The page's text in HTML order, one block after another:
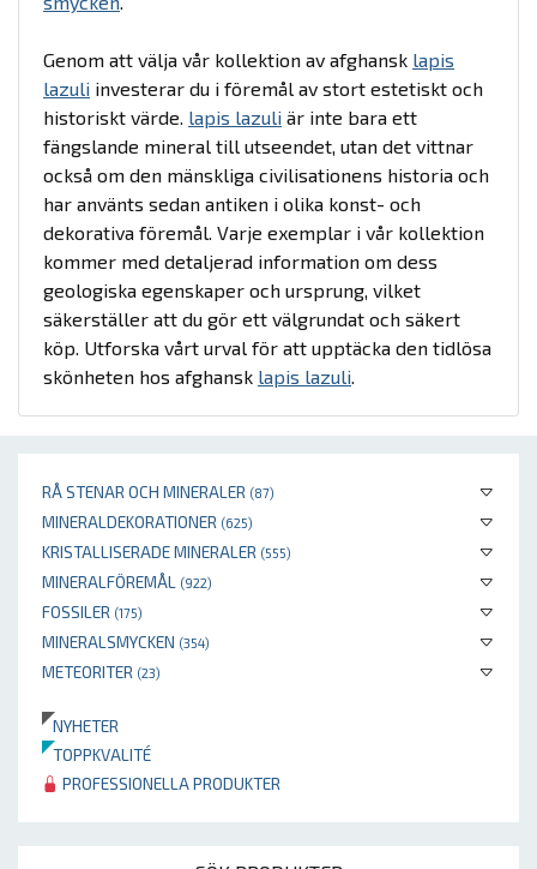
RÅ STENAR OCH MINERALER (87)
MINERALDEKORATIONER (625)
KRISTALLISERADE MINERALER (555)
MINERALFÖREMÅL (922)
FOSSILER (175)
MINERALSMYCKEN (354)
METEORITER (23)
NYHETER
TOPPKVALITÉ
PROFESSIONELLA PRODUKTER
Genom att välja vår kollektion av afghansk lapis
lazuli investerar du i föremål av stort estetiskt och
historiskt värde. lapis lazuli är inte bara ett
fängslande mineral till utseendet, utan det vittnar
också om den mänskliga civilisationens historia och
har använts sedan antiken i olika konst- och
dekorativa föremål. Varje exemplar i vår kollektion
kommer med detaljerad information om dess
geologiska egenskaper och ursprung, vilket
säkerställer att du gör ett välgrundat och säkert
köp. Utforska vårt urval för att upptäcka den tidlösa
skönheten hos afghansk lapis lazuli.